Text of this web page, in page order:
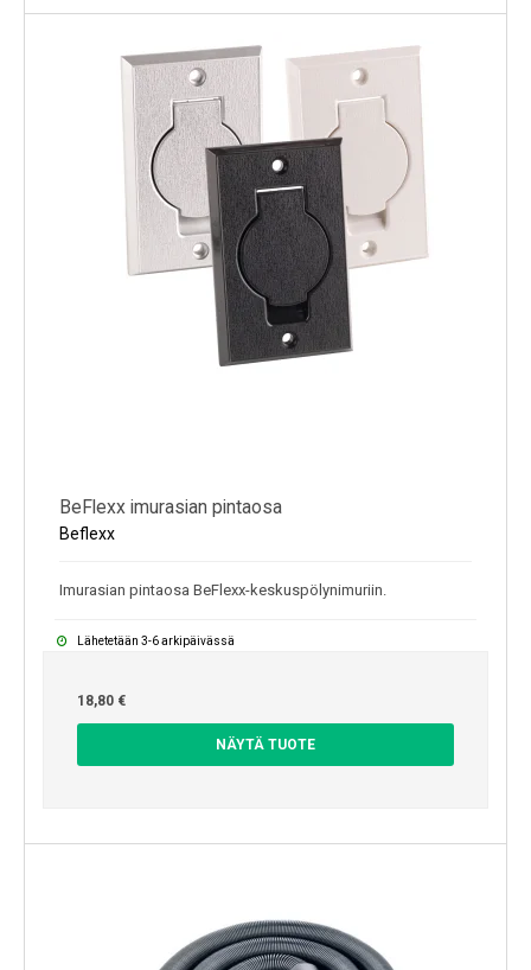
BeFlexx imurasian pintaosa
Beflexx
Imurasian pintaosa BeFlexx-keskuspölynimuriin.
Lähetetään 3-6 arkipäivässä
18,80 €
NÄYTÄ TUOTE